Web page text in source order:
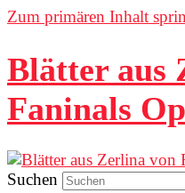
Zum primären Inhalt
Blätter aus
Faninals
Suchen